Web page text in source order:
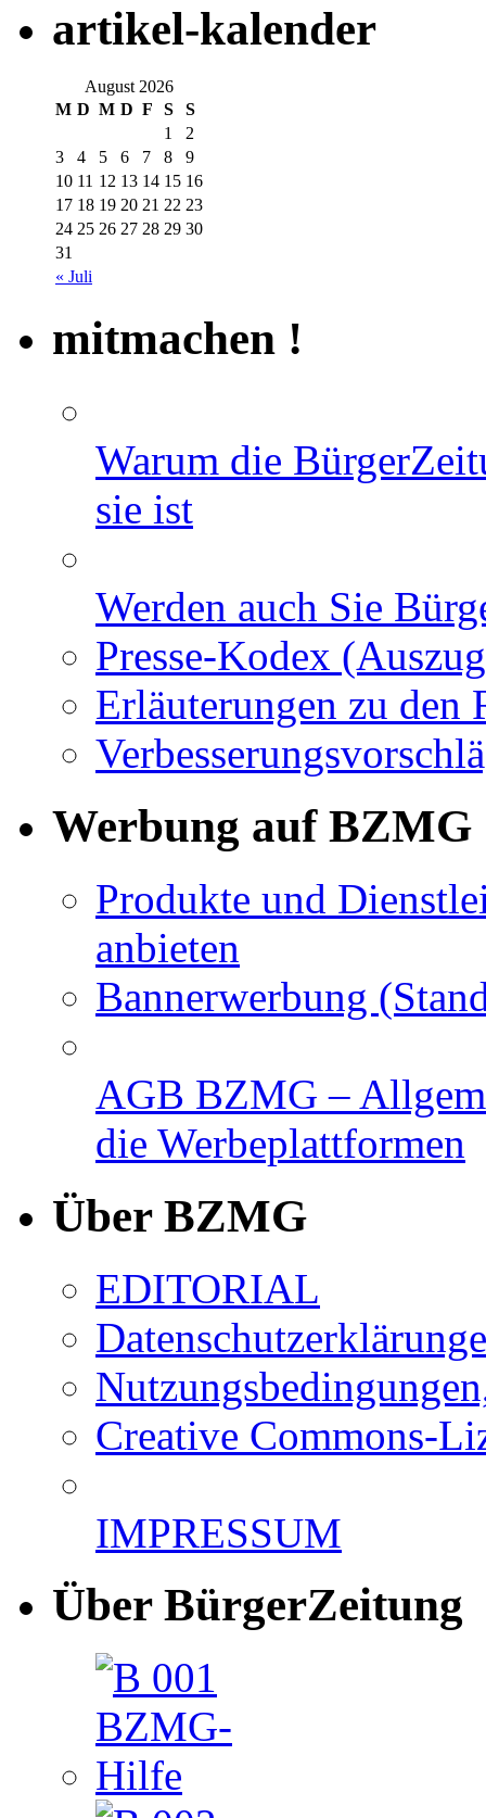
artikel-kalender
August 2026
M D M D F S S
« Juli
1
2
3
4 5 6 7 8
9
10 11 12 13 14 15 16
17 18 19 20 21 22 23
24 25 26 27 28 29 30
31
mitmachen !
Warum die
sie ist
Werden auch Sie
Presse-Kodex
Erläuterungen zu den
Werbung auf BZMG
Produkte und
anbieten
Bannerwerbung
AGB BZMG –
die Werbeplattformen
Über BZMG
EDITORIAL
Creative Commons-
IMPRESSUM
Über BürgerZeitung